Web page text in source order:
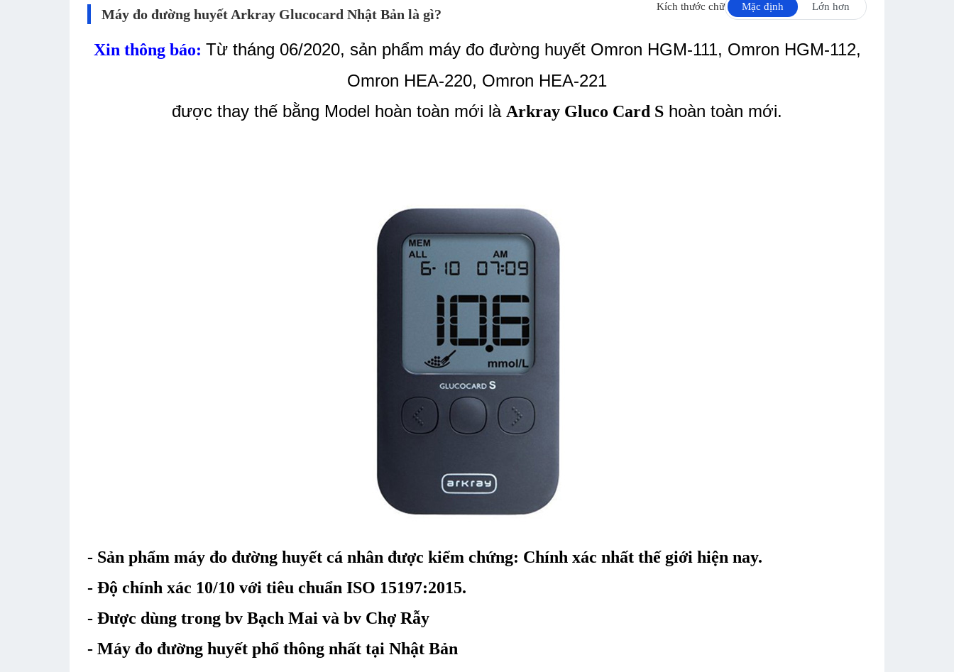
Máy đo đường huyết Arkray Glucocard Nhật Bản là gì? Kích thước chữ Mặc định Lớn hơn
Xin thông báo: Từ tháng 06/2020, sản phẩm máy đo đường huyết Omron HGM-111, Omron HGM-112,
Omron HEA-220, Omron HEA-221
được thay thế bằng Model hoàn toàn mới là Arkray Gluco Card S hoàn toàn mới.
- Sản phẩm máy đo đường huyết cá nhân được kiểm chứng: Chính xác nhất thế giới hiện nay.
- Độ chính xác 10/10 với tiêu chuẩn ISO 15197:2015.
- Được dùng trong bv Bạch Mai và bv Chợ Rẫy
- Máy đo đường huyết phổ thông nhất tại Nhật Bản